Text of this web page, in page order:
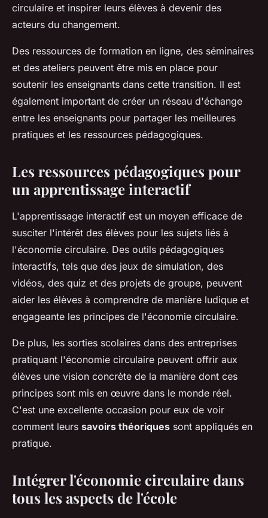
circulaire et inspirer leurs élèves à devenir des
acteurs du changement.
Des ressources de formation en ligne, des séminaires
et des ateliers peuvent être mis en place pour
soutenir les enseignants dans cette transition. Il est
également important de créer un réseau d'échange
entre les enseignants pour partager les meilleures
pratiques et les ressources pédagogiques.
Les ressources pédagogiques pour
un apprentissage interactif
L'apprentissage interactif est un moyen efficace de
susciter l'intérêt des élèves pour les sujets liés à
l'économie circulaire. Des outils pédagogiques
interactifs, tels que des jeux de simulation, des
vidéos, des quiz et des projets de groupe, peuvent
aider les élèves à comprendre de manière ludique et
engageante les principes de l'économie circulaire.
De plus, les sorties scolaires dans des entreprises
pratiquant l'économie circulaire peuvent offrir aux
élèves une vision concrète de la manière dont ces
principes sont mis en œuvre dans le monde réel.
C'est une excellente occasion pour eux de voir
comment leurs savoirs théoriques sont appliqués en
pratique.
Intégrer l'économie circulaire dans
tous les aspects de l'école